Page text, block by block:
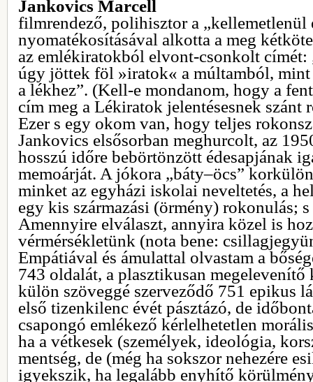
Jankovics Marcell
filmrendező, polihisztor a „kellemetlenül
nyomatékosításával alkotta a meg
az emlékiratokból elvont-csonkolt
úgy jöttek föl »iratok« a múltamból,
a lékhez”. (Kell-e mondanom, hogy a
cím meg a Lékiratok jelentésesnek szánt
Ezer s egy okom van, hogy teljes
Jankovics elsősorban meghurcolt, az
hosszú időre bebörtönzött édesapjának
memoárját. A jókora „báty–öcs”
minket az egyházi iskolai neveltetés, a
egy kis származási (örmény) rokonulás; s
Amennyire elválaszt, annyira közel is
vérmérsékletünk (nota bene:
Empátiával és ámulattal olvastam a
743 oldalát, a plasztikusan megelevenítő
külön szöveggé szerveződő 751 epikus
első tizenkilenc évét pásztázó, de
csapongó emlékező kérlelhetetlen
ha a vétkesek (személyek, ideológia,
mentség, de (még ha sokszor nehezére
igyekszik, ha legalább enyhítő